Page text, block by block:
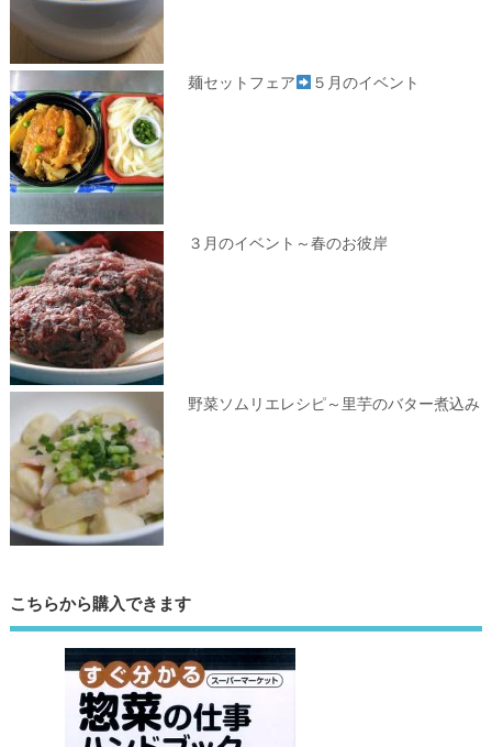
麺セットフェア ５月のイベント
３月のイベント～春のお彼岸
野菜ソムリエレシピ～里芋のバター煮込み
こちらから購入できます